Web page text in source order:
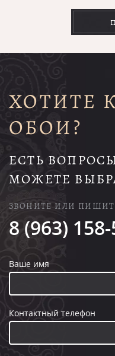
ХОТИТЕ
ОБОИ?
ЕСТЬ
МОЖЕТЕ
ЗВОНИТЕ ИЛИ
8 (963)
Ваше имя
Контактный телефон